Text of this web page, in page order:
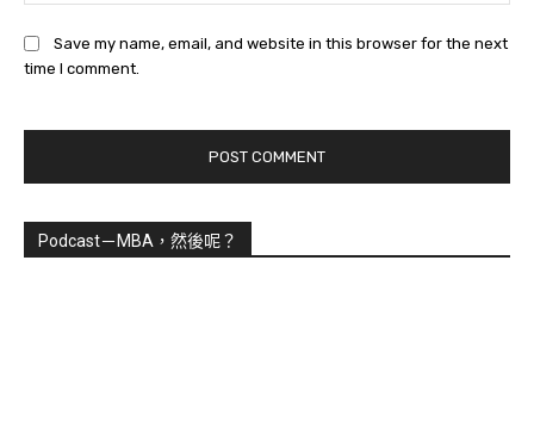
Save my name, email, and website in this browser for the next
time I comment.
Podcast－MBA，然後呢？